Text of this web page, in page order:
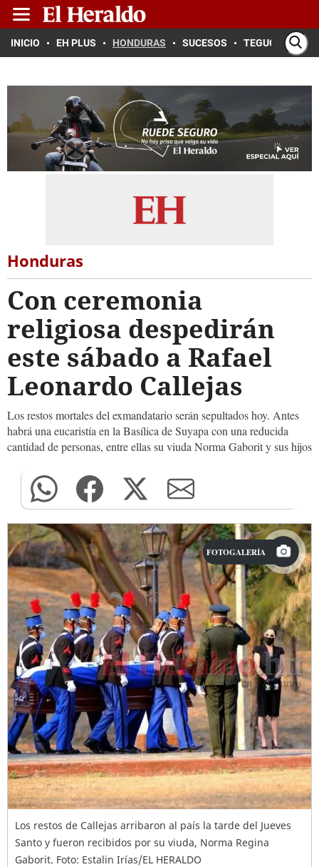
INICIO EH PLUS HONDURAS SUCESOS TEGUCIGALPA
Honduras
Con ceremonia
religiosa despedirán
este sábado a Rafael
Leonardo Callejas
Los restos mortales del exmandatario serán sepultados hoy. Antes
habrá una eucaristía en la Basílica de Suyapa con una reducida
cantidad de personas, entre ellas su viuda Norma Gaborit y sus hijos
FOTOGALERÍA
Los restos de Callejas arribaron al país la tarde del Jueves
Santo y fueron recibidos por su viuda, Norma Regina
Gaborit. Foto: Estalin Irías/EL HERALDO